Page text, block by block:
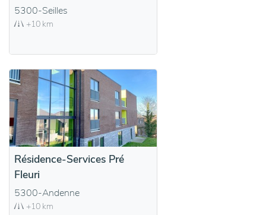
5300-Seilles
+10 km
Résidence-Services Pré
Fleuri
5300-Andenne
+10 km